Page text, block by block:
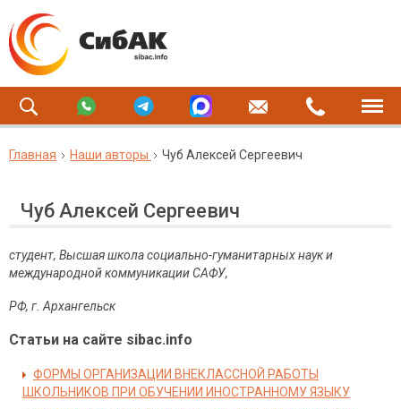
Главная Наши авторы Чуб Алексей Сергеевич
Чуб Алексей Сергеевич
студент, Высшая школа социально-гуманитарных наук и
международной коммуникации САФУ,
РФ, г. Архангельск
Статьи на сайте sibac.info
ФОРМЫ ОРГАНИЗАЦИИ ВНЕКЛАССНОЙ РАБОТЫ
ШКОЛЬНИКОВ ПРИ ОБУЧЕНИИ ИНОСТРАННОМУ ЯЗЫКУ